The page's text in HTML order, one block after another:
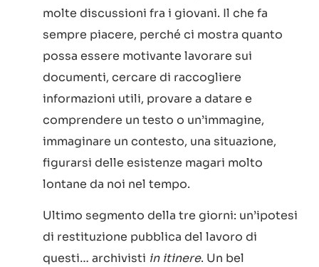
molte discussioni fra i giovani. Il che fa
sempre piacere, perché ci mostra quanto
possa essere motivante lavorare sui
documenti, cercare di raccogliere
informazioni utili, provare a datare e
comprendere un testo o un’immagine,
immaginare un contesto, una situazione,
figurarsi delle esistenze magari molto
lontane da noi nel tempo.
Ultimo segmento della tre giorni: un’ipotesi
di restituzione pubblica del lavoro di
questi… archivisti in itinere. Un bel